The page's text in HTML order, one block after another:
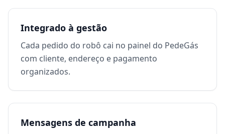
Integrado à gestão
Cada pedido do robô cai no painel do PedeGás
com cliente, endereço e pagamento
organizados.
Mensagens de campanha